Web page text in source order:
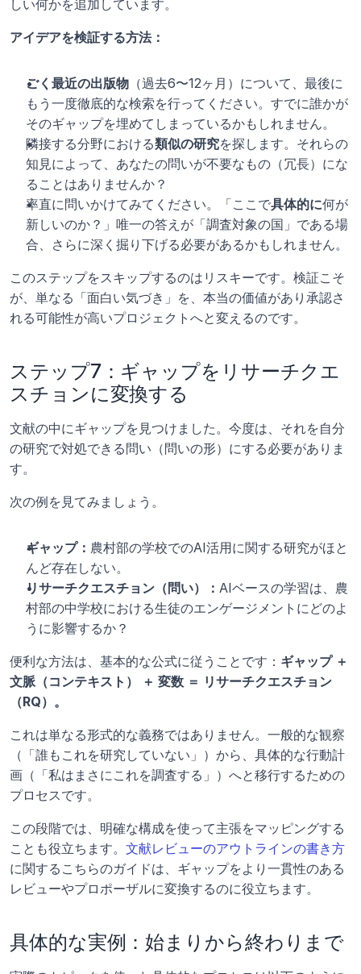
しい何かを追加しています。
アイデアを検証する方法：
ごく最近の出版物 （過去6〜12ヶ月）について、最後に
もう一度徹底的な検索を行ってください。すでに誰かが
そのギャップを埋めてしまっているかもしれません。
隣接する分野における類似の研究を探します。それらの
知見によって、あなたの問いが不要なもの（冗長）にな
ることはありませんか？
率直に問いかけてみてください。「ここで具体的に何が
新しいのか？」唯一の答えが「調査対象の国」である場
合、さらに深く掘り下げる必要があるかもしれません。
このステップをスキップするのはリスキーです。検証こそ
が、単なる「面白い気づき」を、本当の価値があり承認さ
れる可能性が高いプロジェクトへと変えるのです。
ステップ7：ギャップをリサーチクエ
スチョンに変換する
文献の中にギャップを見つけました。今度は、それを自分
の研究で対処できる問い（問いの形）にする必要がありま
す。
次の例を見てみましょう。
ギャップ： 農村部の学校でのAI活用に関する研究がほと
んど存在しない。
リサーチクエスチョン（問い）： AIベースの学習は、農
村部の中学校における生徒のエンゲージメントにどのよ
うに影響するか？
便利な方法は、基本的な公式に従うことです： ギャップ ＋
文脈（コンテキスト） ＋ 変数 ＝ リサーチクエスチョン
（RQ）。
これは単なる形式的な義務ではありません。一般的な観察
（「誰もこれを研究していない」）から、具体的な行動計
画（「私はまさにこれを調査する」）へと移行するための
プロセスです。
この段階では、明確な構成を使って主張をマッピングする
ことも役立ちます。 文献レビューのアウトラインの書き方
に関するこちらのガイドは、ギャップをより一貫性のある
レビューやプロポーザルに変換するのに役立ちます。
具体的な実例：始まりから終わりまで